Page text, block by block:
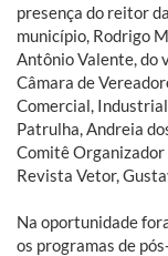
presença do reitor
município, Rodrigo
Antônio Valente, do
Câmara de
Comercial,
Patrulha, Andreia
Comitê
Revista Vetor,
Na oportunidade
os programas de